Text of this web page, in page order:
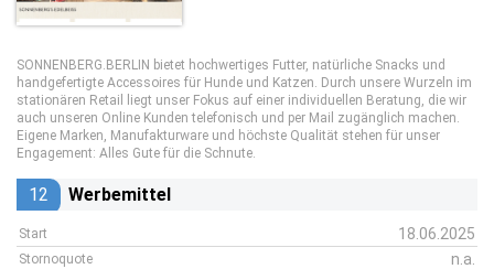
SONNENBERG.BERLIN bietet hochwertiges Futter, natürliche Snacks und
handgefertigte Accessoires für Hunde und Katzen. Durch unsere Wurzeln im
stationären Retail liegt unser Fokus auf einer individuellen Beratung, die wir
auch unseren Online Kunden telefonisch und per Mail zugänglich machen.
Eigene Marken, Manufakturware und höchste Qualität stehen für unser
Engagement: Alles Gute für die Schnute.
12 Werbemittel
Start 18.06.2025
Stornoquote n.a.